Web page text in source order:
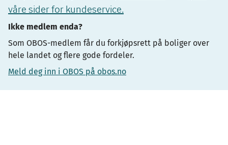
våre sider for kundeservice.
Ikke medlem enda?
Som OBOS-medlem får du forkjøpsrett på boliger over
hele landet og flere gode fordeler.
Meld deg inn i OBOS på obos.no